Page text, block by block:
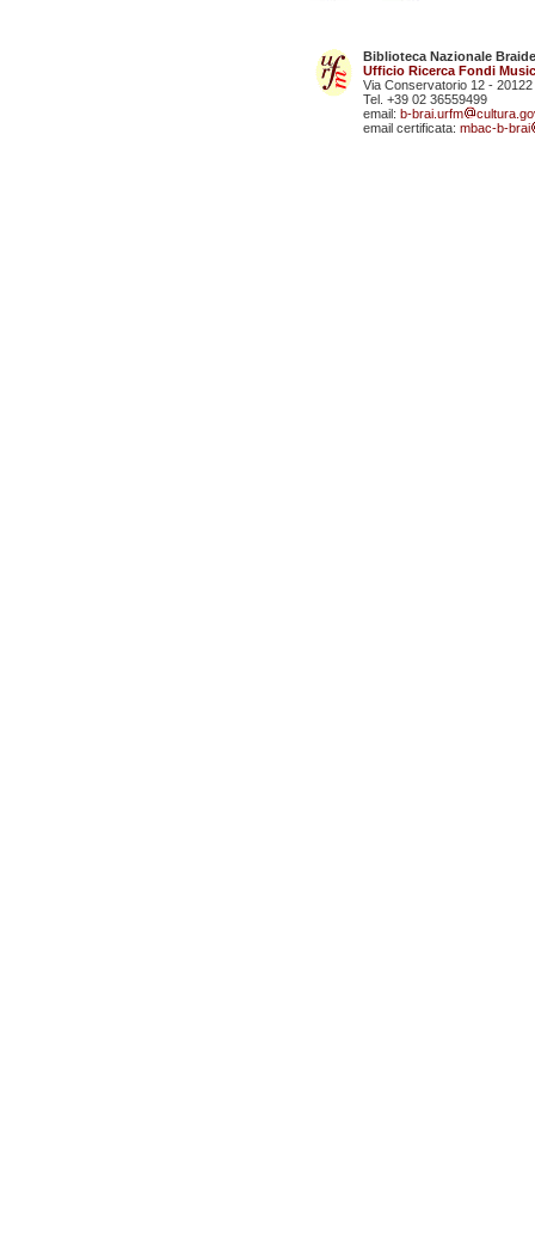
Biblioteca Nazionale
Ufficio Ricerca Fondi
Via Conservatorio 12 - 20122
Tel. +39 02 36559499
email: b-brai.urfm
email certificata: mbac-b-brai